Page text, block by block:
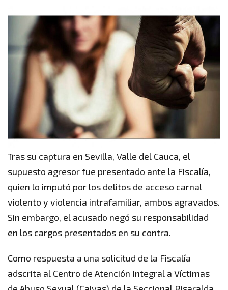
Tras su captura en Sevilla, Valle del Cauca, el
supuesto agresor fue presentado ante la Fiscalía,
quien lo imputó por los delitos de acceso carnal
violento y violencia intrafamiliar, ambos agravados.
Sin embargo, el acusado negó su responsabilidad
en los cargos presentados en su contra.
Como respuesta a una solicitud de la Fiscalía
adscrita al Centro de Atención Integral a Víctimas